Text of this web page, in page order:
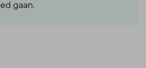
gaan.